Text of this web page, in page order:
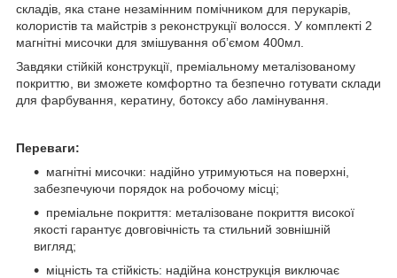
складів, яка стане незамінним помічником для перукарів,
колористів та майстрів з реконструкції волосся. У комплекті 2
магнітні мисочки для змішування обʼємом 400мл.
Завдяки стійкій конструкції, преміальному металізованому
покриттю, ви зможете комфортно та безпечно готувати склади
для фарбування, кератину, ботоксу або ламінування.
Переваги:
магнітні мисочки: надійно утримуються на поверхні,
забезпечуючи порядок на робочому місці;
преміальне покриття: металізоване покриття високої
якості гарантує довговічність та стильний зовнішній
вигляд;
міцність та стійкість: надійна конструкція виключає